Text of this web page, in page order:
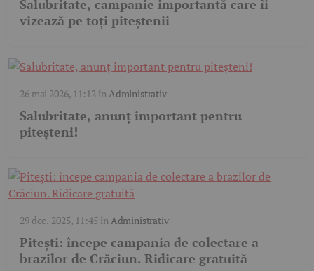
Salubritate, campanie importantă care îi
vizează pe toți piteștenii
26 mai 2026, 11:12 înAdministrativ
Salubritate, anunț important pentru
piteșteni!
29 dec. 2025, 11:45 înAdministrativ
Pitești: începe campania de colectare a
brazilor de Crăciun. Ridicare gratuită